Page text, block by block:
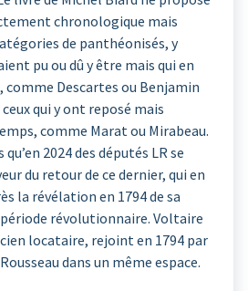
chronologique mais
de panthéonisés, y
pu ou dû y être mais qui en
Descartes ou Benjamin
qui y ont reposé mais
comme Marat ou Mirabeau.
2024 des députés LR se
du retour de ce dernier, qui en
la révélation en 1794 de sa
révolutionnaire. Voltaire
locataire, rejoint en 1794 par
dans un même espace.